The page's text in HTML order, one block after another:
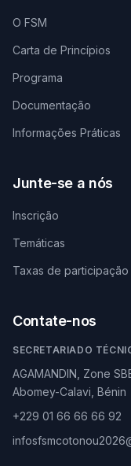
O FSM
Carta de Princípios
Programa
Documentação
Informações Práticas
Junte-se a nós
Inscrição
Temáticas
Taxas de participação
Contate-nos
SECRETARIADO
AGAMANDIN, Zone
Abomey-Calavi, Bénin
+229 01 66 66 66 92